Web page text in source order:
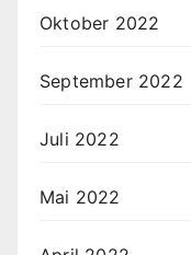
Oktober 2022
September 2022
Juli 2022
Mai 2022